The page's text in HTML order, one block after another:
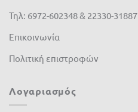
Τηλ: 6972-602348 & 22330-31887
Επικοινωνία
Πολιτική επιστροφών
Λογαριασμός